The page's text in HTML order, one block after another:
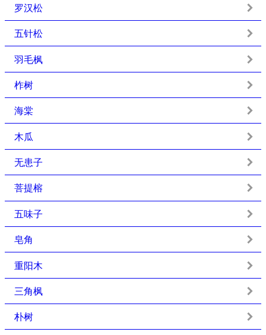
罗汉松
五针松
羽毛枫
柞树
海棠
木瓜
无患子
菩提榕
五味子
皂角
重阳木
三角枫
朴树